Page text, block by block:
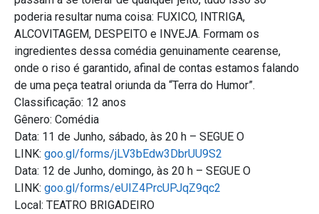
poderia resultar numa coisa: FUXICO, INTRIGA,
ALCOVITAGEM, DESPEITO e INVEJA. Formam os
ingredientes dessa comédia genuinamente cearense,
onde o riso é garantido, afinal de contas estamos falando
de uma peça teatral oriunda da “Terra do Humor”.
Classificação: 12 anos
Gênero: Comédia
Data: 11 de Junho, sábado, às 20 h – SEGUE O
LINK: goo.gl/forms/jLV3bEdw3DbrUU9S2
Data: 12 de Junho, domingo, às 20 h – SEGUE O
LINK: goo.gl/forms/eUIZ4PrcUPJqZ9qc2
Local: TEATRO BRIGADEIRO